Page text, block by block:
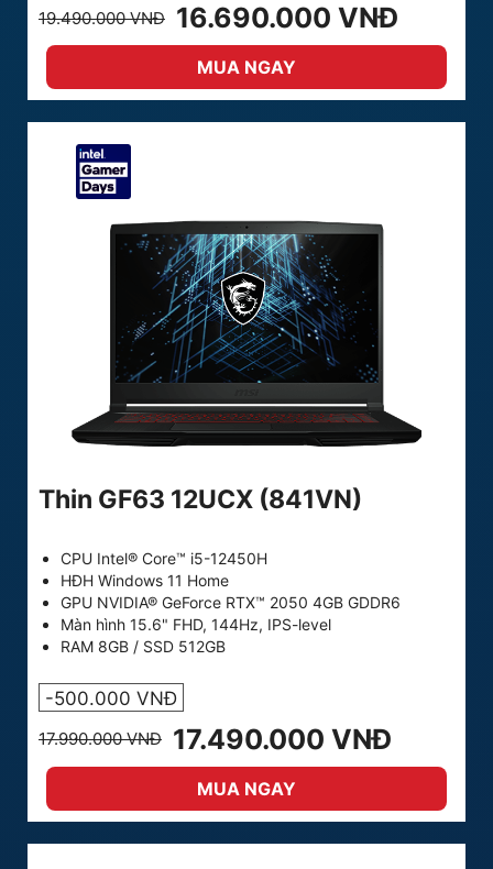
19.490.000 VNĐ 16.690.000 VNĐ
MUA NGAY
Thin GF63 12UCX (841VN)
CPU Intel® Core™ i5-12450H
HĐH Windows 11 Home
GPU NVIDIA® GeForce RTX™ 2050 4GB GDDR6
Màn hình 15.6" FHD, 144Hz, IPS-level
RAM 8GB / SSD 512GB
-500.000 VNĐ
17.990.000 VNĐ 17.490.000 VNĐ
MUA NGAY